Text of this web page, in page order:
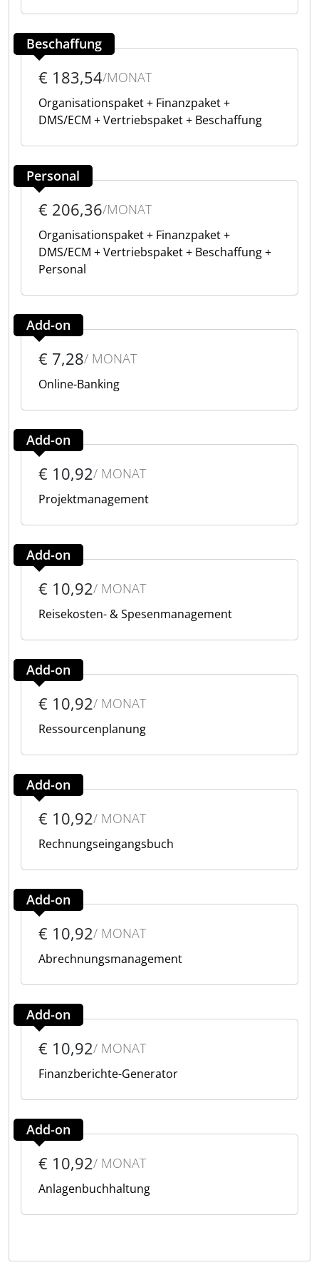
Beschaffung
€ 183,54/MONAT
Organisationspaket + Finanzpaket +
DMS/ECM + Vertriebspaket + Beschaffung
Personal
€ 206,36/MONAT
Organisationspaket + Finanzpaket +
DMS/ECM + Vertriebspaket + Beschaffung +
Personal
Add-on
€ 7,28/ MONAT
Online-Banking
Add-on
€ 10,92/ MONAT
Projektmanagement
Add-on
€ 10,92/ MONAT
Reisekosten- & Spesenmanagement
Add-on
€ 10,92/ MONAT
Ressourcenplanung
Add-on
€ 10,92/ MONAT
Rechnungseingangsbuch
Add-on
€ 10,92/ MONAT
Abrechnungsmanagement
Add-on
€ 10,92/ MONAT
Finanzberichte-Generator
Add-on
€ 10,92/ MONAT
Anlagenbuchhaltung